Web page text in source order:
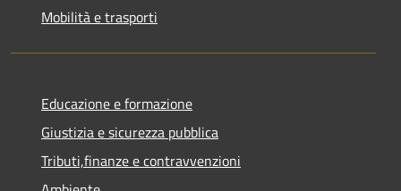
Mobilità e trasporti
Educazione e formazione
Giustizia e sicurezza pubblica
Tributi,finanze e contravvenzioni